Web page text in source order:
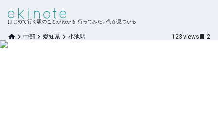
はじめて行く駅のことがわかる 行ってみたい街が見つかる
中部 愛知県 小池駅 123 views 2